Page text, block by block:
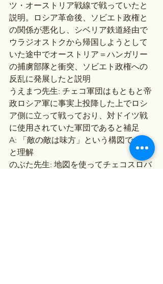
ツ・オーストリア戦線で戦っていたと
説明。ロシア革命後、ソビエト政権と
の関係が悪化し、シベリア鉄道経由で
ウラジオストクから帰国しようとして
いた途中でオーストリア＝ハンガリー
の捕虜部隊と衝突、ソビエト政権への
反乱に発展したと説明
うえまつ先生: チェコ軍団はもともと帝
政ロシア軍に事実上投降した上でロシ
ア側に立って戦っており、対ドイツ戦
に使用されていた軍団であると補足
A: 「敵の敵は味方」という構図である
と理解
のぶた先生: 地図を使ってチェコスロバ